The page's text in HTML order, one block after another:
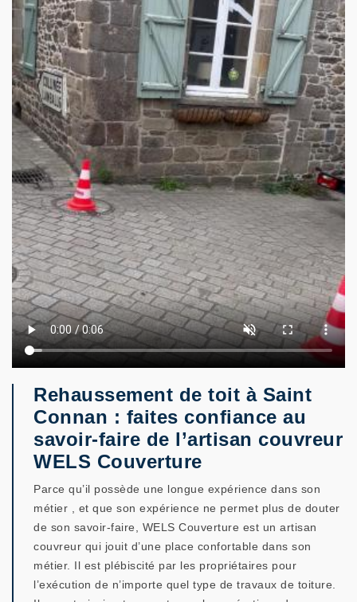
Rehaussement de toit à Saint
Connan : faites confiance au
savoir-faire de l’artisan couvreur
WELS Couverture
Parce qu’il possède une longue expérience dans son
métier , et que son expérience ne permet plus de douter
de son savoir-faire, WELS Couverture est un artisan
couvreur qui jouit d’une place confortable dans son
métier. Il est plébiscité par les propriétaires pour
l’exécution de n’importe quel type de travaux de toiture.